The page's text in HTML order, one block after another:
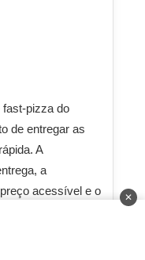
fast-pizza do
de entregar as
A
a
acessível e o
✕